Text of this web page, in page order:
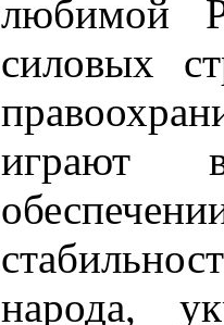
любимой
силовых
играют
народа,